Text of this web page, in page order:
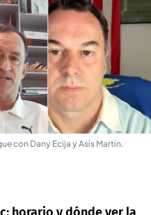
con Dany Ecija y Asís Martín.